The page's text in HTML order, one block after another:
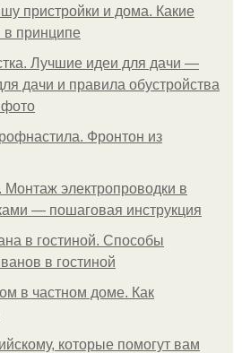
пристройки и дома. Какие
принципе
Лучшие идеи для дачи —
дачи и правила обустройства
фото
Фронтон из
Монтаж электропроводки в
— пошаговая инструкция
в гостиной. Способы
в гостиной
в частном доме. Как
которые помогут вам